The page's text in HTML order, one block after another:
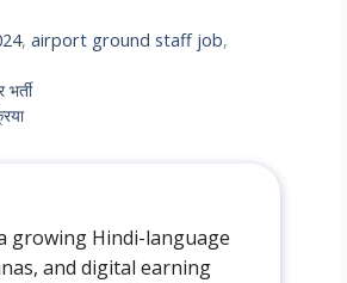
,airport ground staff job,
growing Hindi-language
and digital earning